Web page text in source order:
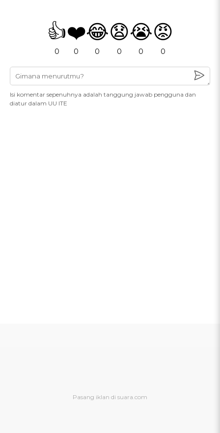
👍
0
❤️
0
😂
0
😧
0
😭
0
😡
0
Isi komentar sepenuhnya adalah tanggung jawab pengguna dan
diatur dalam UU ITE